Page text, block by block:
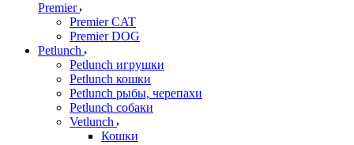
Premier
Premier CAT
Premier DOG
Petlunch
Petlunch игрушки
Petlunch кошки
Petlunch рыбы, черепахи
Petlunch собаки
Vetlunch
Кошки